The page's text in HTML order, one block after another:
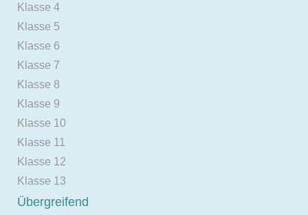
Klasse 4
Klasse 5
Klasse 6
Klasse 7
Klasse 8
Klasse 9
Klasse 10
Klasse 11
Klasse 12
Klasse 13
Übergreifend